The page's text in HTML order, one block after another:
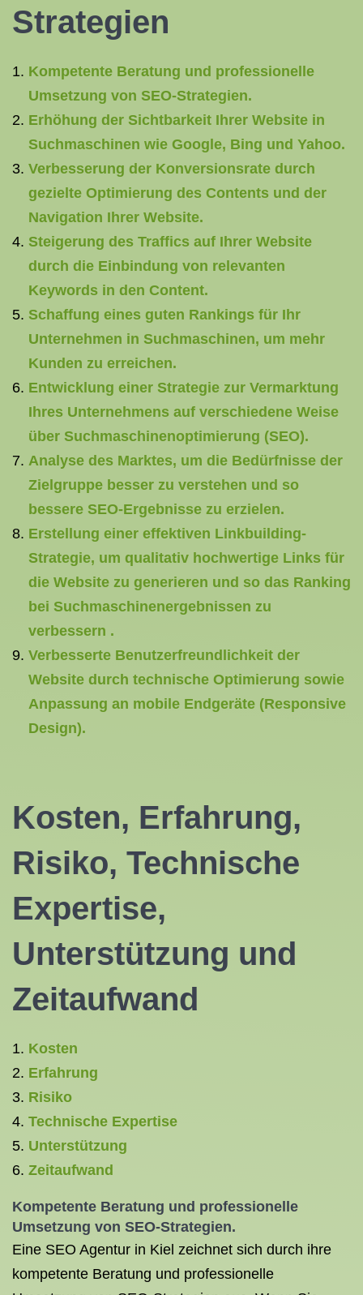
Strategien
Kompetente Beratung und professionelle
Umsetzung von SEO-Strategien.
Erhöhung der Sichtbarkeit Ihrer Website in
Suchmaschinen wie Google, Bing und Yahoo.
Verbesserung der Konversionsrate durch
gezielte Optimierung des Contents und der
Navigation Ihrer Website.
Steigerung des Traffics auf Ihrer Website
durch die Einbindung von relevanten
Keywords in den Content.
Schaffung eines guten Rankings für Ihr
Unternehmen in Suchmaschinen, um mehr
Kunden zu erreichen.
Entwicklung einer Strategie zur Vermarktung
Ihres Unternehmens auf verschiedene Weise
über Suchmaschinenoptimierung (SEO).
Analyse des Marktes, um die Bedürfnisse der
Zielgruppe besser zu verstehen und so
bessere SEO-Ergebnisse zu erzielen.
Erstellung einer effektiven Linkbuilding-
Strategie, um qualitativ hochwertige Links für
die Website zu generieren und so das Ranking
bei Suchmaschinenergebnissen zu
verbessern .
Verbesserte Benutzerfreundlichkeit der
Website durch technische Optimierung sowie
Anpassung an mobile Endgeräte (Responsive
Design).
Kosten, Erfahrung,
Risiko, Technische
Expertise,
Unterstützung und
Zeitaufwand
Kosten
Erfahrung
Risiko
Technische Expertise
Unterstützung
Zeitaufwand
Kompetente Beratung und professionelle
Umsetzung von SEO-Strategien.
Eine SEO Agentur in Kiel zeichnet sich durch ihre
kompetente Beratung und professionelle